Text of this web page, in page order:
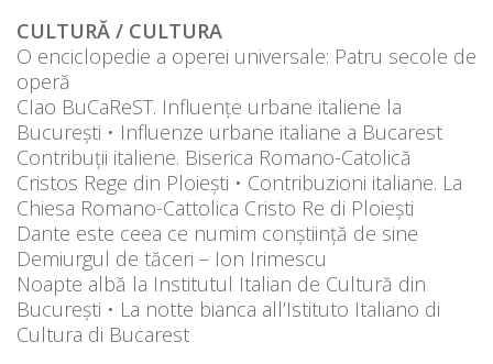
CULTURĂ / CULTURA
O enciclopedie a operei universale: Patru secole de
operă
CIao BuCaReST. Influențe urbane italiene la
București • Influenze urbane italiane a Bucarest
Contribuții italiene. Biserica Romano-Catolică
Cristos Rege din Ploiești • Contribuzioni italiane. La
Chiesa Romano-Cattolica Cristo Re di Ploiești
Dante este ceea ce numim conștiință de sine
Demiurgul de tăceri – Ion Irimescu
Noapte albă la Institutul Italian de Cultură din
București • La notte bianca all’Istituto Italiano di
Cultura di Bucarest